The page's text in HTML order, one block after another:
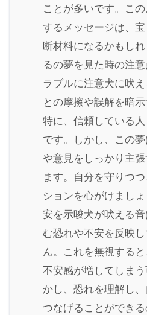
ことが多いです。こ
するメッセージは、
断材料になるかもし
るの夢を見た時の注
ラブルに注意犬に吠
との摩擦や誤解を暗
特に、信頼している
です。しかし、この
や意見をしっかり主
ます。自分を守りつ
ションを心がけまし
安を示唆犬が吠える
む恐れや不安を反映
ん。これを無視する
不安感が増してしま
かし、恐れを理解し
つなげることができ